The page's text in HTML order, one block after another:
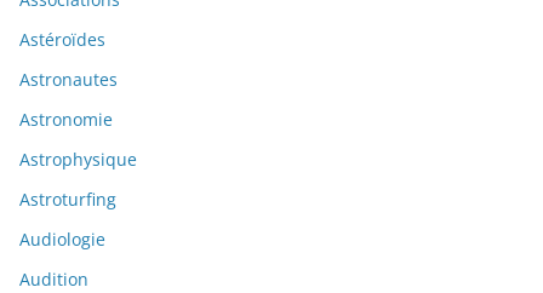
Astéroïdes
Astronautes
Astronomie
Astrophysique
Astroturfing
Audiologie
Audition